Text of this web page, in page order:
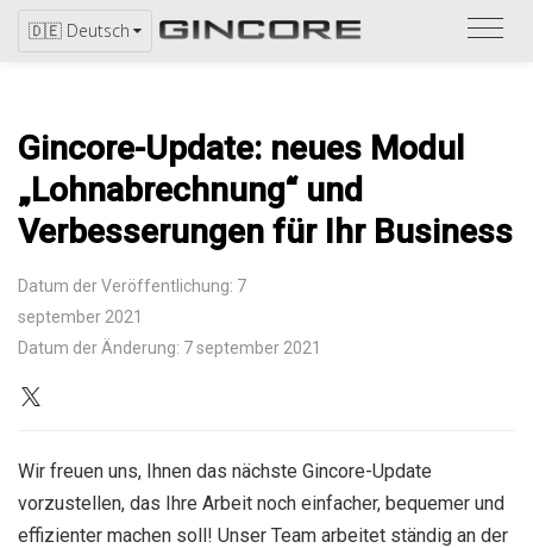
🇩🇪 Deutsch
Bitte
Gincore-Update: neues Modul
„Lohnabrechnung“ und
Verbesserungen für Ihr Business
Datum der Veröffentlichung: 7
september 2021
Datum der Änderung: 7 september 2021
Wir freuen uns, Ihnen das nächste Gincore-Update
vorzustellen, das Ihre Arbeit noch einfacher, bequemer und
effizienter machen soll! Unser Team arbeitet ständig an der